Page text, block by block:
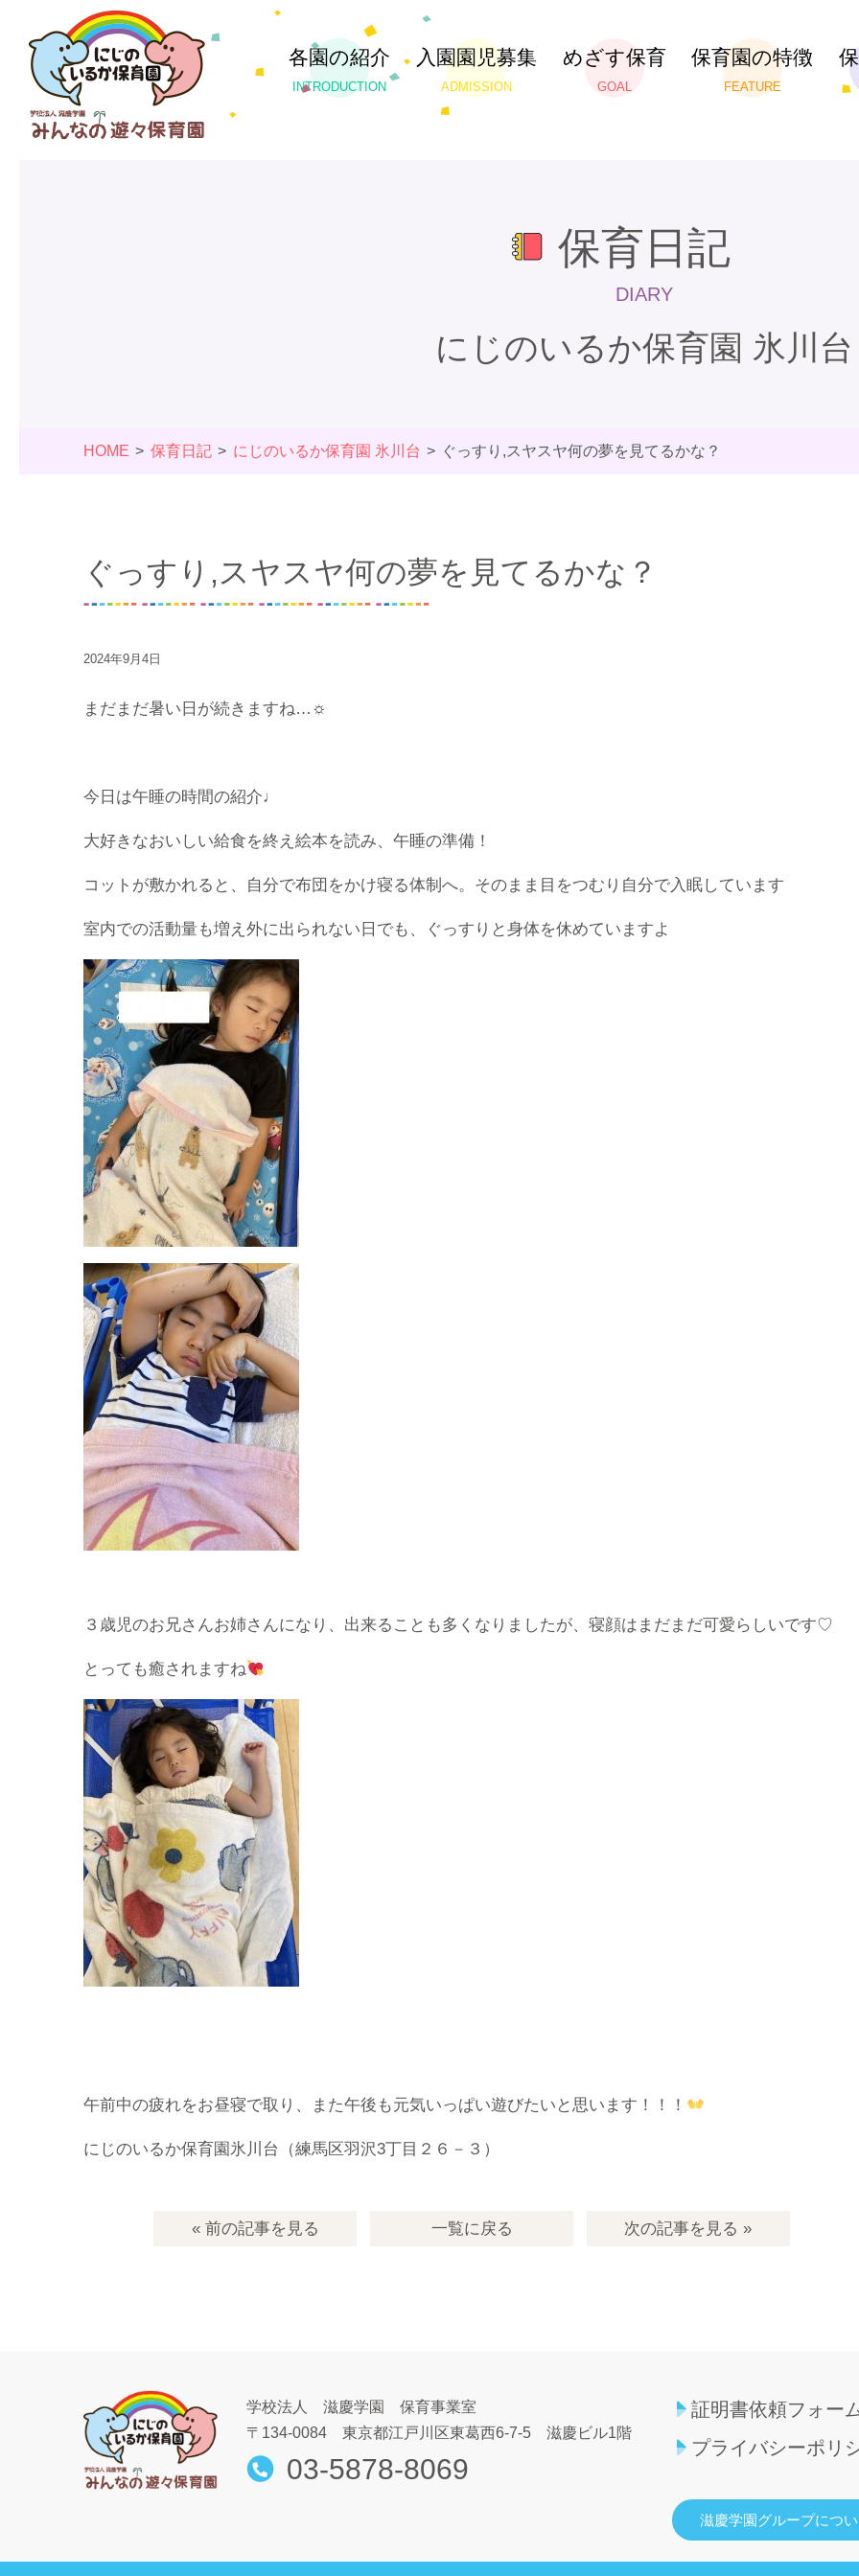
各園の紹介
INTRODUCTION
入園園児募集
ADMISSION
めざす保育
GOAL
保育園の特徴
FEATURE
保育日記
DIARY
にじのいるか保育園 氷川台
HOME 保育日記 にじのいるか保育園 氷川台 ぐっすり,スヤスヤ何の夢を見てるかな？
ぐっすり,スヤスヤ何の夢を見てるかな？
2024年9月4日
まだまだ暑い日が続きますね…☼
今日は午睡の時間の紹介♩
大好きなおいしい給食を終え絵本を読み、午睡の準備！
コットが敷かれると、自分で布団をかけ寝る体制へ。そのまま目をつむり自分で入眠しています
室内での活動量も増え外に出られない日でも、ぐっすりと身体を休めていますよ
３歳児のお兄さんお姉さんになり、出来ることも多くなりましたが、寝顔はまだまだ可愛らしいです♡
とっても癒されますね
午前中の疲れをお昼寝で取り、また午後も元気いっぱい遊びたいと思います！！！
にじのいるか保育園氷川台（練馬区羽沢3丁目２６－３）
« 前の記事を見る 一覧に戻る 次の記事を見る »
学校法人 滋慶学園 保育事業室
〒134-0084 東京都江戸川区東葛西6-7-5 滋慶ビル1階
03-5878-8069
証明書依頼フォー
プライバシーポリ
滋慶学園グループについ